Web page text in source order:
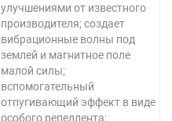
улучшениями от известного
производителя; создает
вибрационные волны под
землей и магнитное поле
малой силы;
вспомогательный
отпугивающий эффект в виде
особого репеллента;